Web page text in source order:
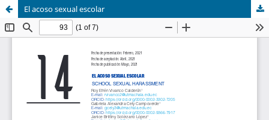
El acoso sexual escolar